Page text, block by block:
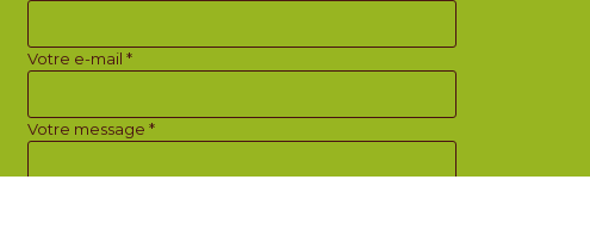
Votre e-mail *
Votre message *